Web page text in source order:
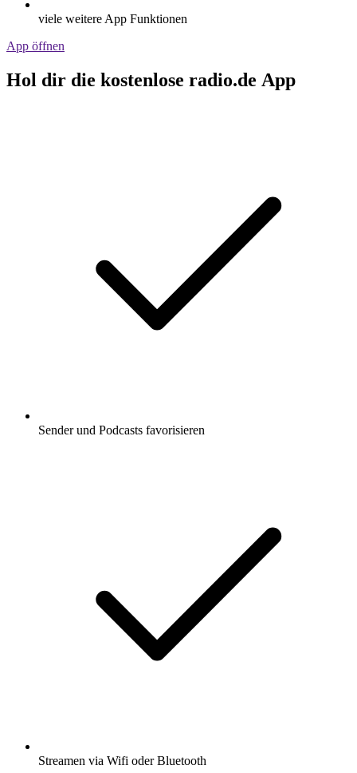
viele weitere App Funktionen
App öffnen
Hol dir die kostenlose radio.de App
Sender und Podcasts favorisieren
Streamen via Wifi oder Bluetooth